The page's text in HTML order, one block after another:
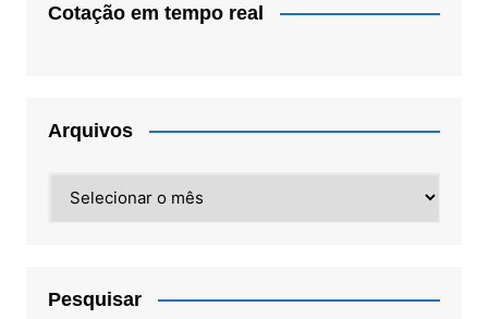
Cotação em tempo real
Arquivos
Pesquisar